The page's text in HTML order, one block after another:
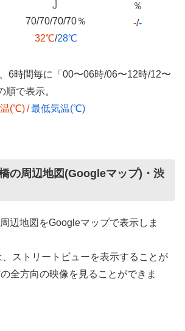
70/70/70/70％
32℃/28℃
％
-/-
6時間毎に「00〜06時/06〜12時/12〜
順で表示。
(℃)/最低気温(℃)
の周辺地図(Googleマップ)・渋
辺地図をGoogleマップで表示しま
ストリートビューを表示することが
全方向の映像を見ることができま